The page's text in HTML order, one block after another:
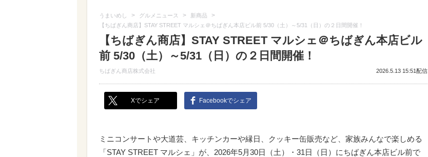
うまいめし > グルメニュース > 新商品 >
【ちばぎん商店】STAY STREET マルシェ＠ちばぎん本店ビル前 5/30（土）～5/31（日）の２日間開催！
【ちばぎん商店】STAY STREET マルシェ＠ちばぎん本店ビル
前 5/30（土）～5/31（日）の２日間開催！
ちばぎん商店株式会社 2026.5.13 15:51配信
Xでシェア Facebookでシェア
ミニコンサートや大道芸、キッチンカーや縁日、クッキー缶販売など、家族みんなで楽しめる
「STAY STREET マルシェ」が、2026年5月30日（土）・31日（日）にちばぎん本店ビル前で